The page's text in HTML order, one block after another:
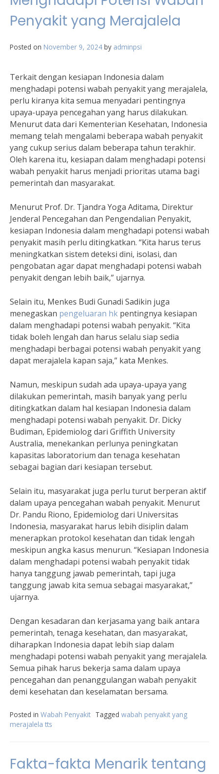
Penyakit yang Merajalela
Posted on November 9, 2024 by adminpsi
Terkait dengan kesiapan Indonesia dalam
menghadapi potensi wabah penyakit yang merajalela,
perlu kiranya kita semua menyadari pentingnya
upaya-upaya pencegahan yang harus dilakukan.
Menurut data dari Kementerian Kesehatan, Indonesia
memang telah mengalami beberapa wabah penyakit
yang cukup serius dalam beberapa tahun terakhir.
Oleh karena itu, kesiapan dalam menghadapi potensi
wabah penyakit harus menjadi prioritas utama bagi
pemerintah dan masyarakat.
Menurut Prof. Dr. Tjandra Yoga Aditama, Direktur
Jenderal Pencegahan dan Pengendalian Penyakit,
kesiapan Indonesia dalam menghadapi potensi wabah
penyakit masih perlu ditingkatkan. “Kita harus terus
meningkatkan sistem deteksi dini, isolasi, dan
pengobatan agar dapat menghadapi potensi wabah
penyakit dengan lebih baik,” ujarnya.
Selain itu, Menkes Budi Gunadi Sadikin juga
menegaskan pengeluaran hk pentingnya kesiapan
dalam menghadapi potensi wabah penyakit. “Kita
tidak boleh lengah dan harus selalu siap sedia
menghadapi berbagai potensi wabah penyakit yang
dapat merajalela kapan saja,” kata Menkes.
Namun, meskipun sudah ada upaya-upaya yang
dilakukan pemerintah, masih banyak yang perlu
ditingkatkan dalam hal kesiapan Indonesia dalam
menghadapi potensi wabah penyakit. Dr. Dicky
Budiman, Epidemiolog dari Griffith University
Australia, menekankan perlunya peningkatan
kapasitas laboratorium dan tenaga kesehatan
sebagai bagian dari kesiapan tersebut.
Selain itu, masyarakat juga perlu turut berperan aktif
dalam upaya pencegahan wabah penyakit. Menurut
Dr. Pandu Riono, Epidemiolog dari Universitas
Indonesia, masyarakat harus lebih disiplin dalam
menerapkan protokol kesehatan dan tidak lengah
meskipun angka kasus menurun. “Kesiapan Indonesia
dalam menghadapi potensi wabah penyakit tidak
hanya tanggung jawab pemerintah, tapi juga
tanggung jawab kita semua sebagai masyarakat,”
ujarnya.
Dengan kesadaran dan kerjasama yang baik antara
pemerintah, tenaga kesehatan, dan masyarakat,
diharapkan Indonesia dapat lebih siap dalam
menghadapi potensi wabah penyakit yang merajalela.
Semua pihak harus bekerja sama dalam upaya
pencegahan dan penanggulangan wabah penyakit
demi kesehatan dan keselamatan bersama.
Posted in Wabah Penyakit Tagged wabah penyakit yang
merajalela tts
Fakta-fakta Menarik tentang